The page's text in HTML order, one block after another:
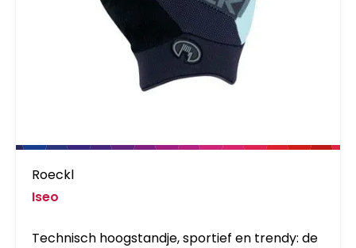
Roeckl
Iseo
Technisch hoogstandje, sportief en trendy: de